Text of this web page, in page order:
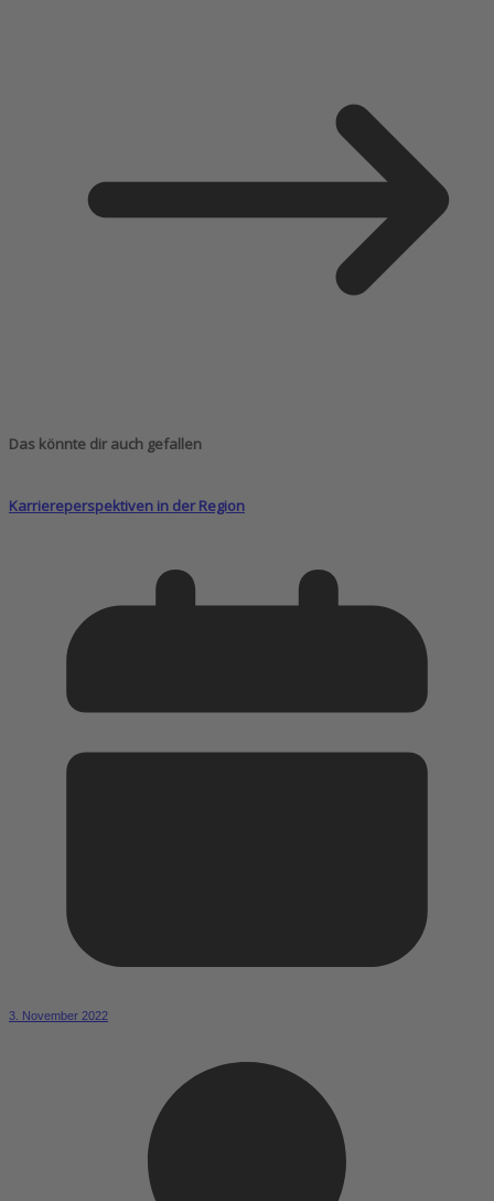
Das könnte dir auch gefallen
Karriereperspektiven in der Region
3. November 2022